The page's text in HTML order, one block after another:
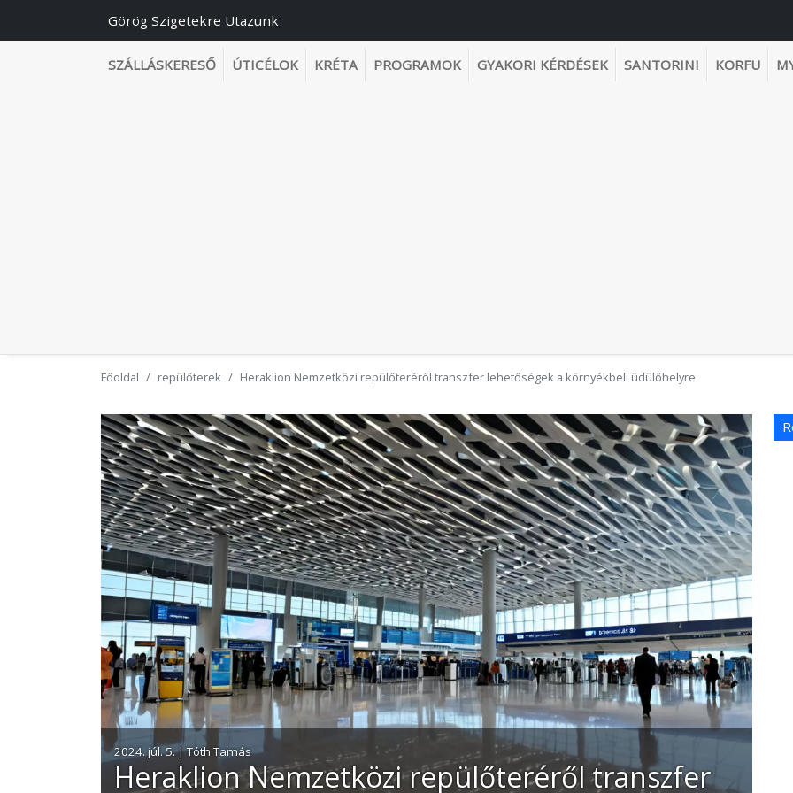
Görög Szigetekre Utazunk
SZÁLLÁSKERESŐ ÚTICÉLOK KRÉTA PROGRAMOK GYAKORI KÉRDÉSEK SANTORINI KORFU
Főoldal repülőterek Heraklion Nemzetközi repülőteréről transzfer lehetőségek a környékbeli üdülőhelyre
2024. júl. 5. | Tóth Tamás
Heraklion Nemzetközi repülőteréről transzfer